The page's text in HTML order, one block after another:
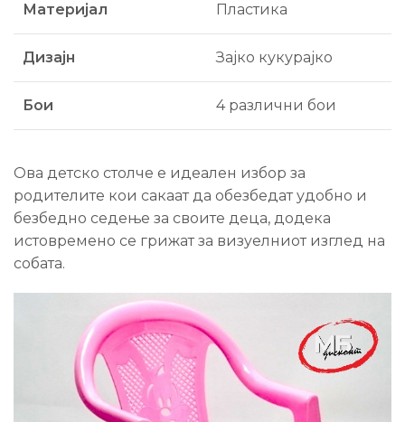
Материјал Пластика
Дизајн Зајко кукурајко
Бои 4 различни бои
Ова детско столче е идеален избор за
родителите кои сакаат да обезбедат удобно и
безбедно седење за своите деца, додека
истовремено се грижат за визуелниот изглед на
собата.